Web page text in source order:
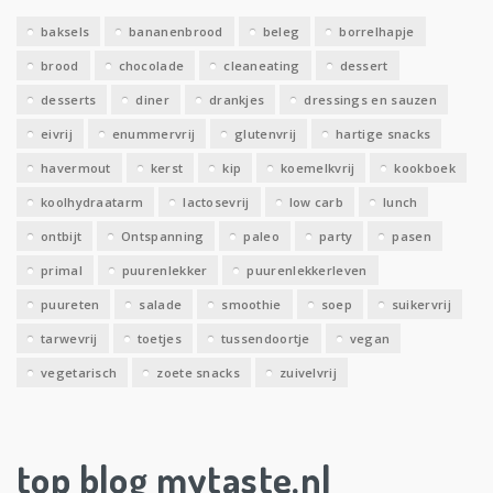
baksels bananenbrood beleg borrelhapje
brood chocolade cleaneating dessert
desserts diner drankjes dressings en sauzen
eivrij enummervrij glutenvrij hartige snacks
havermout kerst kip koemelkvrij kookboek
koolhydraatarm lactosevrij low carb lunch
ontbijt Ontspanning paleo party pasen
primal puurenlekker puurenlekkerleven
puureten salade smoothie soep suikervrij
tarwevrij toetjes tussendoortje vegan
vegetarisch zoete snacks zuivelvrij
top blog mytaste.nl